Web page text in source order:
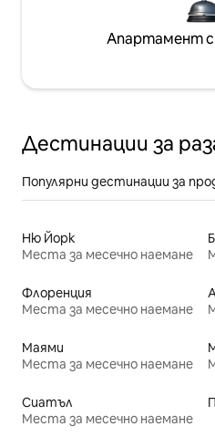
Апартамент с
Дестинации за
Популярни дестинации за
Ню Йорк
Места за месечно наемане
Флоренция
Места за месечно наемане
Маями
Места за месечно наемане
Сиатъл
Места за месечно наемане